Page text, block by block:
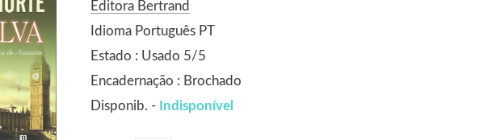
Editora Bertrand
Idioma Português PT
Estado : Usado 5/5
Encadernação : Brochado
Disponib. - Indisponível